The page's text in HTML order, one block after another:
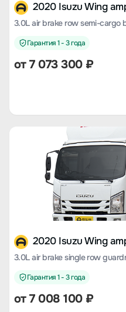
2020 Isuzu Wing
3.0L air brake row semi-cargo
Гарантия 1 - 3 года
от 7 073 300 ₽
2020 Isuzu Wing
3.0L air brake single row
Гарантия 1 - 3 года
от 7 008 100 ₽